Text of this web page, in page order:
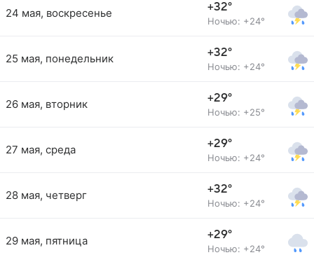
24 мая, воскресенье +32°
Ночью: +24°
25 мая, понедельник +32°
Ночью: +24°
26 мая, вторник +29°
Ночью: +25°
27 мая, среда +29°
Ночью: +24°
28 мая, четверг +32°
Ночью: +24°
29 мая, пятница +29°
Ночью: +24°